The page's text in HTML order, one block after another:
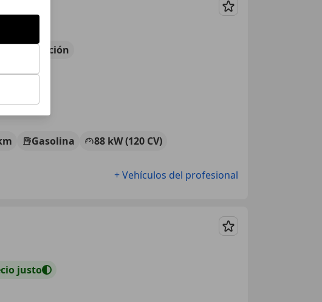
Guardar
comparación
Gasolina
88 kW (120 CV)
+ Vehículos del profesional
Guardar
justo